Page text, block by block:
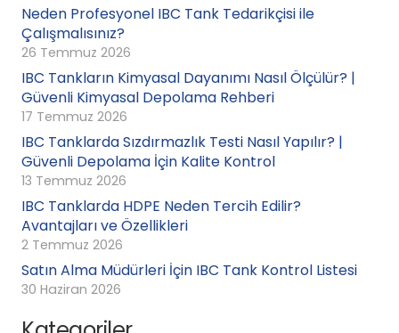
Neden Profesyonel IBC Tank Tedarikçisi ile
Çalışmalısınız?
26 Temmuz 2026
IBC Tankların Kimyasal Dayanımı Nasıl Ölçülür? |
Güvenli Kimyasal Depolama Rehberi
17 Temmuz 2026
IBC Tanklarda Sızdırmazlık Testi Nasıl Yapılır? |
Güvenli Depolama İçin Kalite Kontrol
13 Temmuz 2026
IBC Tanklarda HDPE Neden Tercih Edilir?
Avantajları ve Özellikleri
2 Temmuz 2026
Satın Alma Müdürleri İçin IBC Tank Kontrol Listesi
30 Haziran 2026